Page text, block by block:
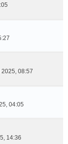
2025, 08:57
04:05
14:36